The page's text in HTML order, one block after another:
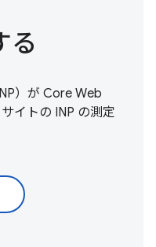
る
）が Core Web
イトの INP の測定